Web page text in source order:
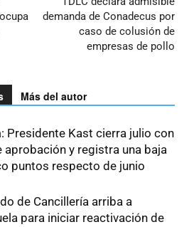
demanda de Conadecus por
caso de colusión de
empresas de pollo
Más del autor
Presidente Kast cierra julio con
aprobación y registra una baja
puntos respecto de junio
de Cancillería arriba a
para iniciar reactivación de